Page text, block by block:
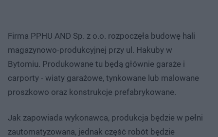
Firma PPHU AND Sp. z o.o. rozpoczęła budowę hali
magazynowo-produkcyjnej przy ul. Hakuby w
Bytomiu. Produkowane tu będą głównie garaże i
carporty - wiaty garażowe, tynkowane lub malowane
proszkowo oraz konstrukcje prefabrykowane.
Jak zapowiada wykonawca, produkcja będzie w pełni
zautomatyzowana, jednak część robót będzie